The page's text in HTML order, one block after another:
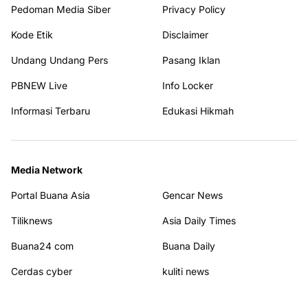
Pedoman Media Siber Privacy Policy
Kode Etik Disclaimer
Undang Undang Pers Pasang Iklan
PBNEW Live Info Locker
Informasi Terbaru Edukasi Hikmah
Media Network
Portal Buana Asia Gencar News
Tiliknews Asia Daily Times
Buana24 com Buana Daily
Cerdas cyber kuliti news